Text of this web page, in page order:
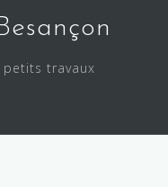
travaux